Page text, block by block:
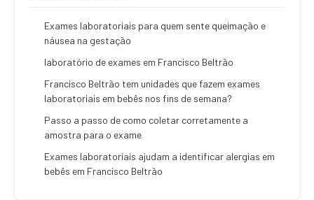
Exames laboratoriais para quem sente queimação e
náusea na gestação
laboratório de exames em Francisco Beltrão
Francisco Beltrão tem unidades que fazem exames
laboratoriais em bebês nos fins de semana?
Passo a passo de como coletar corretamente a
amostra para o exame
Exames laboratoriais ajudam a identificar alergias em
bebês em Francisco Beltrão